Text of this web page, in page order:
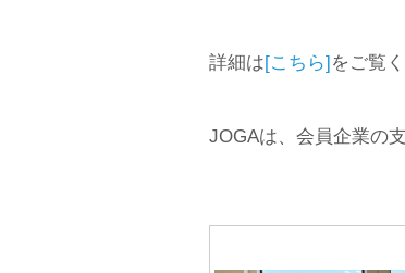
詳細は[こちら]をご覧
JOGAは、会員企業の